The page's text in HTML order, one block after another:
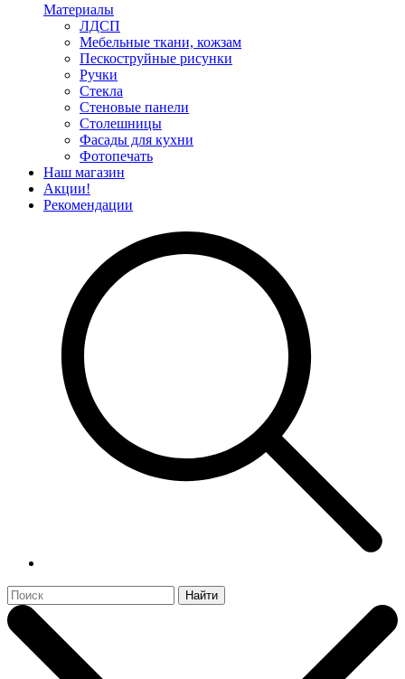
Материалы
ЛДСП
Мебельные ткани, кожзам
Пескоструйные рисунки
Ручки
Стекла
Стеновые панели
Столешницы
Фасады для кухни
Фотопечать
Наш магазин
Акции!
Рекомендации
Найти